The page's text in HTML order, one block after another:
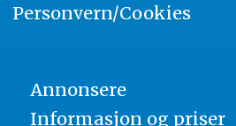
Personvern/Cookies
Annonsere
Informasjon og priser